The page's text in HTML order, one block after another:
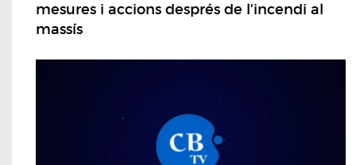
mesures i accions després de l'incendi al
massís